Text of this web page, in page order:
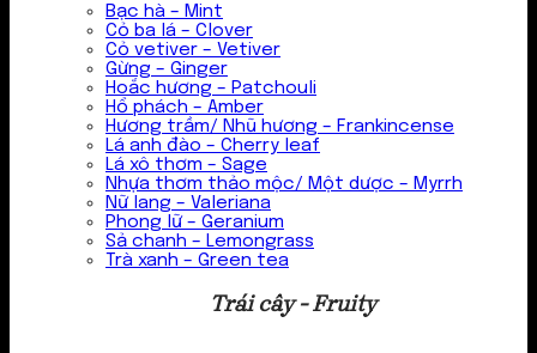
Bạc hà – Mint
Cỏ ba lá – Clover
Cỏ vetiver – Vetiver
Gừng – Ginger
Hoắc hương – Patchouli
Hổ phách – Amber
Hương trầm/ Nhũ hương – Frankincense
Lá anh đào – Cherry leaf
Lá xô thơm – Sage
Nhựa thơm thảo mộc/ Một dược – Myrrh
Nữ lang – Valeriana
Phong lữ – Geranium
Sả chanh – Lemongrass
Trà xanh – Green tea
Trái cây - Fruity